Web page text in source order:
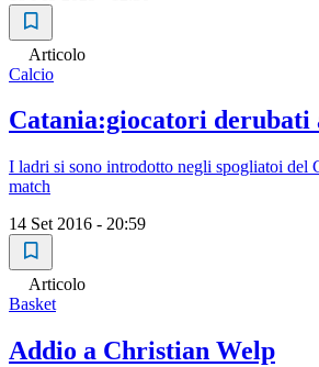
Articolo
Calcio
Catania:giocatori derubati
I ladri si sono introdotto negli spogliatoi del
match
14 Set 2016 - 20:59
Articolo
Basket
Addio a Christian Welp